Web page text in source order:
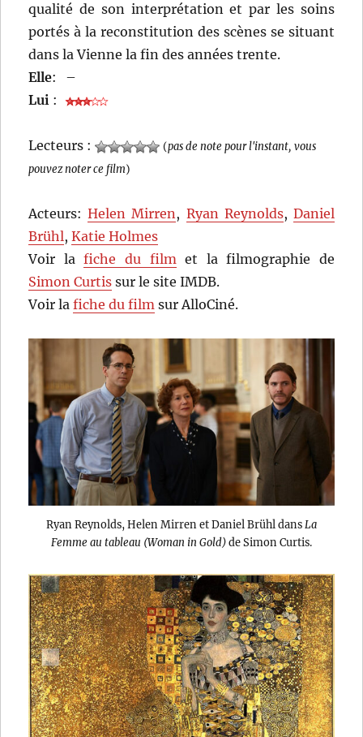
qualité de son interprétation et par les soins
portés à la reconstitution des scènes se situant
dans la Vienne la fin des années trente.
Elle:
–
Lui :
Lecteurs : (pas de note pour l'instant, vous
pouvez noter ce film)
Acteurs:Helen Mirren, Ryan Reynolds, Daniel
Brühl,Katie Holmes
Voir lafiche du filmet la filmographie de
Simon Curtis sur le site IMDB.
Voir lafiche du film sur AlloCiné.
Ryan Reynolds, Helen Mirren et Daniel Brühl dans La
Femme au tableau (Woman in Gold)de Simon Curtis.